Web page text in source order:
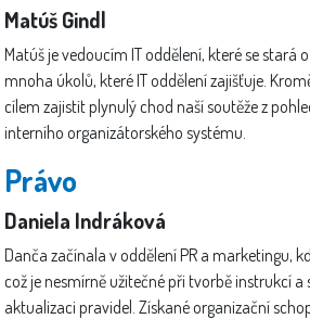
Matúš Gindl
Matúš je vedoucím IT oddělení, které se stará
mnoha úkolů, které IT oddělení zajišťuje.
cílem zajistit plynulý chod naší soutěže z
interního organizátorského systému.
Právo
Daniela Indráková
Danča začínala v oddělení PR a marketingu,
což je nesmírně užitečné při tvorbě instrukcí
aktualizaci pravidel. Získané organizační